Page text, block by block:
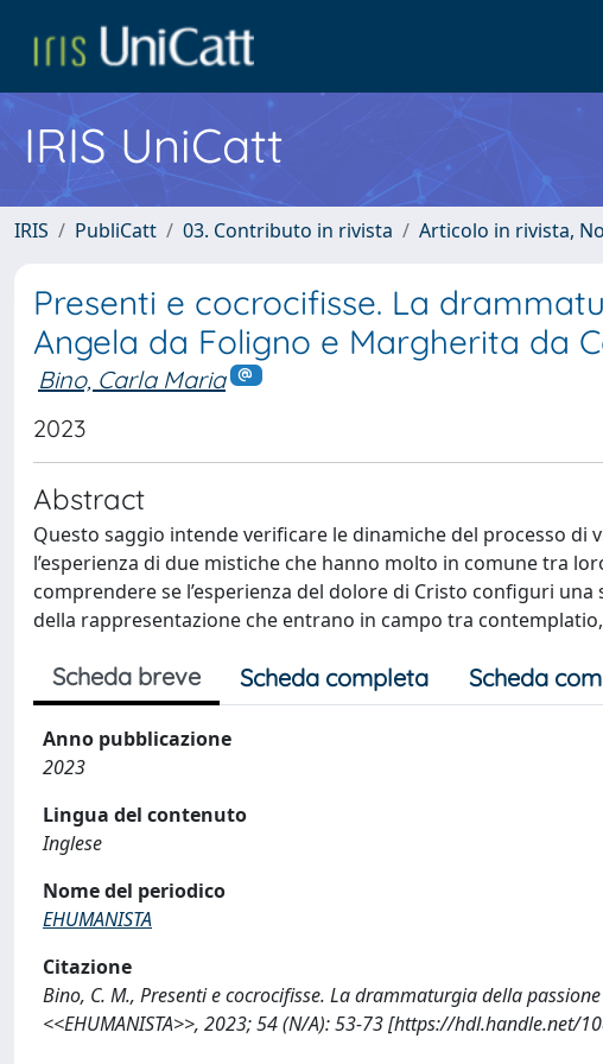
IRIS UniCatt
IRIS PubliCatt 03. Contributo in rivista Articolo in rivista,
Presenti e cocrocifisse. La
Angela da Foligno e Margherita da
Bino, Carla Maria
2023
Abstract
Questo saggio intende verificare le dinamiche del processo
l’esperienza di due mistiche che hanno molto in comune tra
comprendere se l’esperienza del dolore di Cristo configuri
della rappresentazione che entrano in campo tra
Scheda breve Scheda completa Scheda
Anno pubblicazione
2023
Lingua del contenuto
Inglese
Nome del periodico
EHUMANISTA
Citazione
Bino, C. M., Presenti e cocrocifisse. La drammaturgia della
<<EHUMANISTA>>, 2023; 54 (N/A): 53-73 [https://hdl.handle.net/